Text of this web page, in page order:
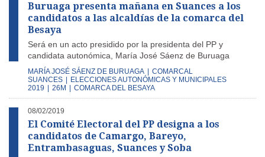
Buruaga presenta mañana en Suances a los
candidatos a las alcaldías de la comarca del
Besaya
Será en un acto presidido por la presidenta del PP y
candidata autonómica, María José Sáenz de Buruaga
MARÍA JOSÉ SÁENZ DE BURUAGA
COMARCAL
SUANCES
ELECCIONES AUTONÓMICAS Y MUNICIPALES
2019
26M COMARCA DEL BESAYA
08/02/2019
El Comité Electoral del PP designa a los
candidatos de Camargo, Bareyo,
Entrambasaguas, Suances y Soba